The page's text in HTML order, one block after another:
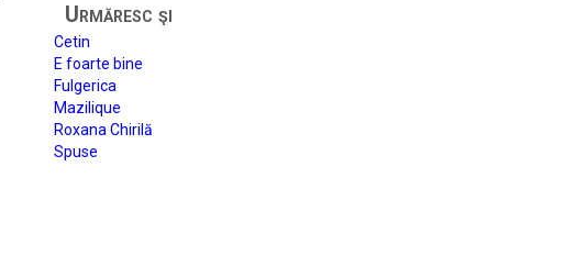
Urmăresc şi
Cetin
E foarte bine
Fulgerica
Mazilique
Roxana Chirilă
Spuse